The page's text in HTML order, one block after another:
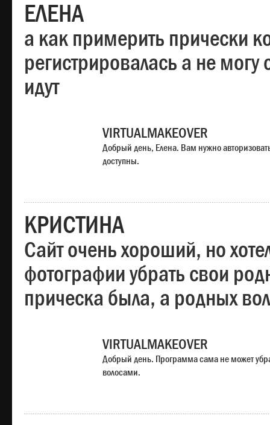
ЕЛЕНА
а как примерить прически
регистрировалась а не
идут
VIRTUALMAKEOVER
Добрый день, Елена. Вам нужно
доступны.
КРИСТИНА
Сайт очень хороший, но
фотографии убрать свои
прическа была, а родных
VIRTUALMAKEOVER
Добрый день. Программа сама не может
волосами.